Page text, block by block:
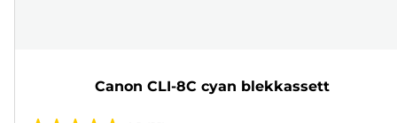
Canon CLI-8C cyan blekkassett